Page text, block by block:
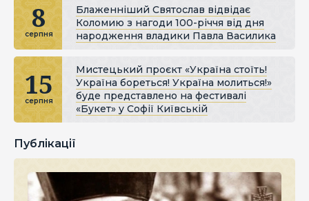
8
серпня
Блаженніший Святослав відвідає
Коломию з нагоди 100-річчя від дня
народження владики Павла Василика
15
серпня
Мистецький проєкт «Україна стоїть!
Україна бореться! Україна молиться!»
буде представлено на фестивалі
«Букет» у Софії Київській
Публікації